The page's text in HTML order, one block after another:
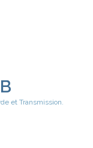
et Transmission.